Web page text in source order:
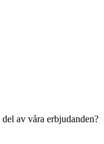
av våra erbjudanden?